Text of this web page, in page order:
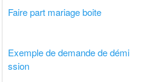
Faire part mariage boite
Exemple de demande de démi
ssion